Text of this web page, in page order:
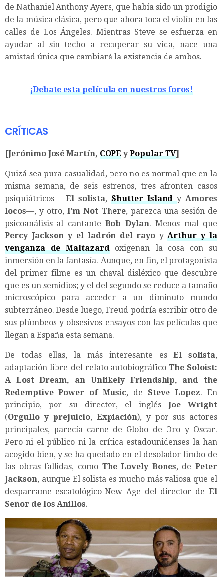
de Nathaniel Anthony Ayers, que había sido un prodigio
de la música clásica, pero que ahora toca el violín en las
calles de Los Ángeles. Mientras Steve se esfuerza en
ayudar al sin techo a recuperar su vida, nace una
amistad única que cambiará la existencia de ambos.
¡Debate esta película en nuestros foros!
CRÍTICAS
[Jerónimo José Martín, COPE yPopular TV]
Quizá sea pura casualidad, pero no es normal que en la
misma semana, de seis estrenos, tres afronten casos
psiquiátricos —El solista, Shutter Island yAmores
locos—, y otro,I’m Not There, parezca una sesión de
psicoanálisis al cantanteBob Dylan. Menos mal que
Percy Jackson y el ladrón del rayo yArthur y la
venganza de Maltazard oxigenan la cosa con su
inmersión en la fantasía. Aunque, en fin, el protagonista
del primer filme es un chaval disléxico que descubre
que es un semidios; y el del segundo se reduce a tamaño
microscópico para acceder a un diminuto mundo
subterráneo. Desde luego, Freud podría escribir otro de
sus plúmbeos y obsesivos ensayos con las películas que
llegan a España esta semana.
De todas ellas, la más interesante es El solista,
adaptación libre del relato autobiográfico The Soloist:
A Lost Dream, an Unlikely Friendship, and the
Redemptive Power of Music, de Steve Lopez. En
principio, por su director, el inglés Joe Wright
(Orgullo y prejuicio, Expiación), y por sus actores
principales, parecía carne de Globo de Oro y Oscar.
Pero ni el público ni la crítica estadounidenses la han
acogido bien, y se ha quedado en el desolador limbo de
las obras fallidas, como The Lovely Bones, de Peter
Jackson, aunque El solista es mucho más valiosa que el
desparrame escatológico-New Age del director de El
Señor de los Anillos.